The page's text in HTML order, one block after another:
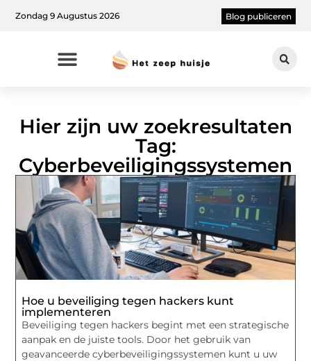
Zondag 9 Augustus 2026 Blog publiceren
Hier zijn uw zoekresultaten
Tag:
Cyberbeveiligingssystemen
Hoe u beveiliging tegen hackers kunt
implementeren
Beveiliging tegen hackers begint met een strategische
aanpak en de juiste tools. Door het gebruik van
geavanceerde cyberbeveiligingssystemen kunt u uw